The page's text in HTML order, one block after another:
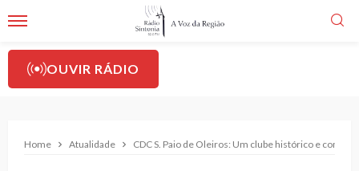
OUVIR RÁDIO
Home Atualidade CDC S. Paio de Oleiros: Um clube histórico e com